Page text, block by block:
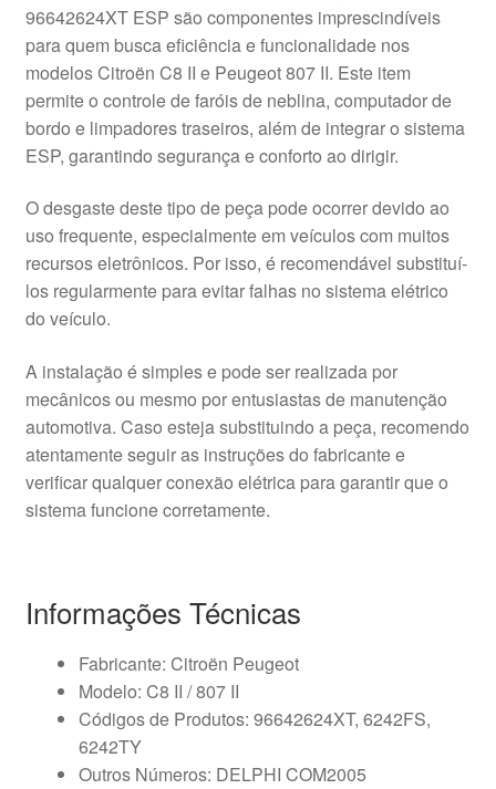
96642624XT ESP são componentes imprescindíveis
para quem busca eficiência e funcionalidade nos
modelos Citroën C8 II e Peugeot 807 II. Este item
permite o controle de faróis de neblina, computador de
bordo e limpadores traseiros, além de integrar o sistema
ESP, garantindo segurança e conforto ao dirigir.
O desgaste deste tipo de peça pode ocorrer devido ao
uso frequente, especialmente em veículos com muitos
recursos eletrônicos. Por isso, é recomendável substituí-
los regularmente para evitar falhas no sistema elétrico
do veículo.
A instalação é simples e pode ser realizada por
mecânicos ou mesmo por entusiastas de manutenção
automotiva. Caso esteja substituindo a peça, recomendo
atentamente seguir as instruções do fabricante e
verificar qualquer conexão elétrica para garantir que o
sistema funcione corretamente.
Informações Técnicas
Fabricante: Citroën Peugeot
Modelo: C8 II / 807 II
Códigos de Produtos: 96642624XT, 6242FS,
6242TY
Outros Números: DELPHI COM2005